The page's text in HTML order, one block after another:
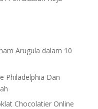
Arugula dalam 10
Philadelphia Dan
Chocolatier Online